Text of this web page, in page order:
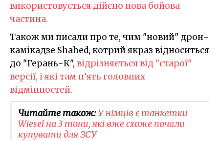
використовується дійсно нова бойова
частина.
Також ми писали про те, чим "новий" дрон-
камікадзе Shahed, котрий якраз відноситься
до "Герань-К", відрізняється від "старої"
версії, і які там п’ять головних
відмінностей.
Читайте також:У німців є танкетки
Wiesel на 3 тони, які вже схоже почали
купувати для ЗСУ